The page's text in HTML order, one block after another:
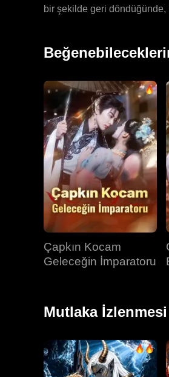
bir şekilde geri döndüğünde,
oyun olduğundan habersizdi.
Çapkın Kocam
Geleceğin İmparatoru
Mutlaka